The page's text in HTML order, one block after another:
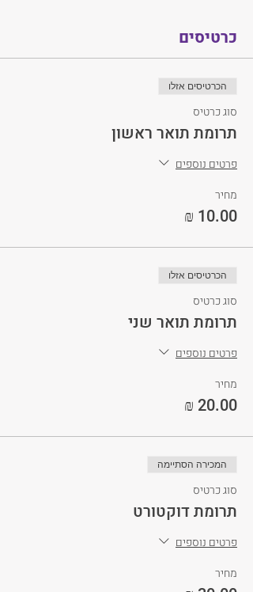
כרטיסים
הכרטיסים אזלו
סוג כרטיס
תרומת תואר ראשון
פרטים נוספים
מחיר
הכרטיסים אזלו
סוג כרטיס
תרומת תואר שני
פרטים נוספים
מחיר
המכירה הסתיימה
סוג כרטיס
תרומת דוקטורט
פרטים נוספים
מחיר